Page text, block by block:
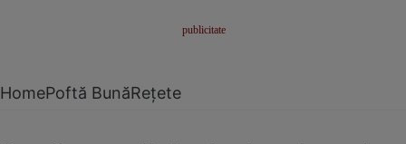
HomePoftă BunăRețete